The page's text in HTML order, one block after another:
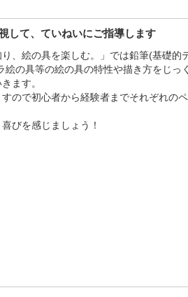
して、ていねいにご指導します
、絵の具を楽しむ。」では鉛筆(基礎的
絵の具等の絵の具の特性や描き方をじっ
ます。
ので初心者から経験者までそれぞれの
びを感じましょう！